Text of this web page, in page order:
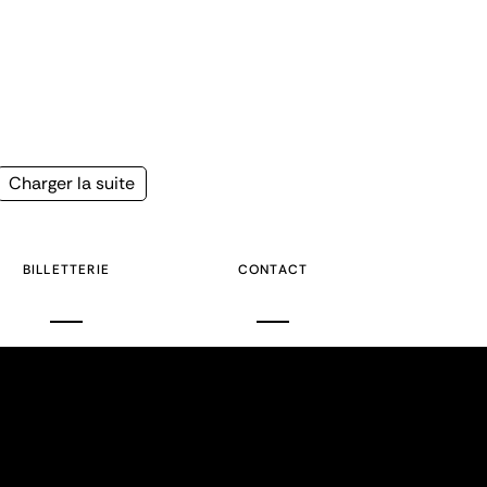
Page
Charger la suite
BILLETTERIE CONTACT